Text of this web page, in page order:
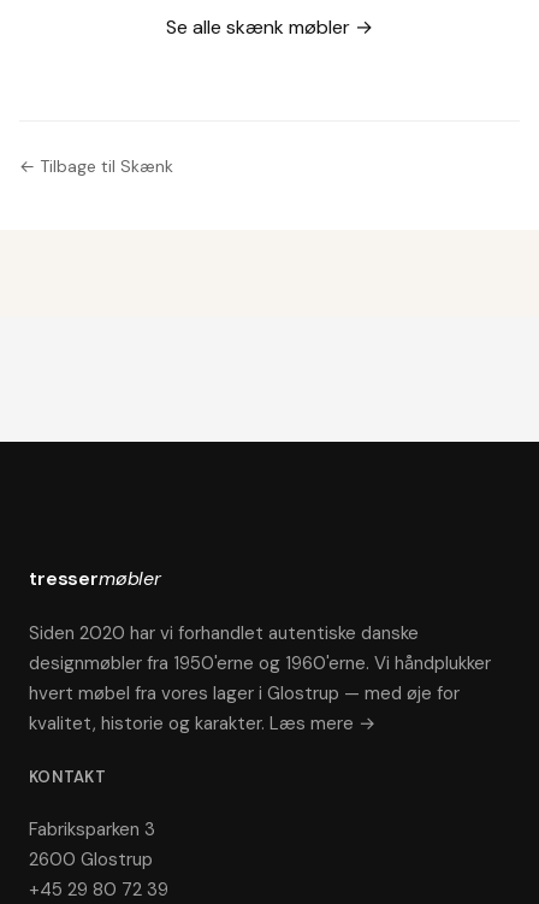
furniture
og skuffer
Se alle skænk møbler →
← Tilbage til Skænk
tressermøbler
Siden 2020 har vi forhandlet autentiske danske
designmøbler fra 1950'erne og 1960'erne. Vi håndplukker
hvert møbel fra vores lager i Glostrup — med øje for
kvalitet, historie og karakter. Læs mere →
KONTAKT
Fabriksparken 3
2600 Glostrup
+45 29 80 72 39